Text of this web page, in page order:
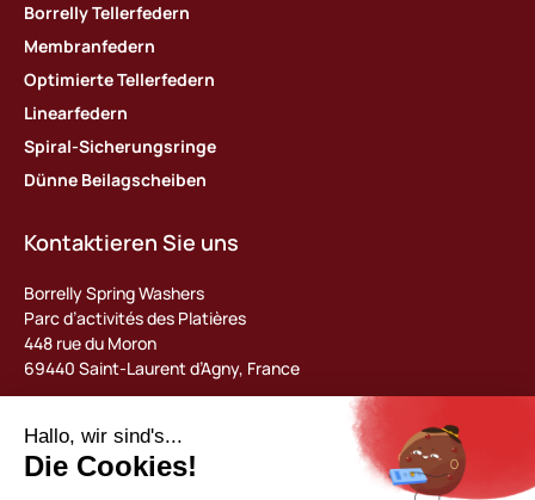
Borrelly Tellerfedern
Membranfedern
Optimierte Tellerfedern
Linearfedern
Spiral-Sicherungsringe
Dünne Beilagscheiben
Kontaktieren Sie uns
Borrelly Spring Washers
Parc d’activités des Platières
448 rue du Moron
69440 Saint-Laurent d’Agny, France
contact@borrelly.com